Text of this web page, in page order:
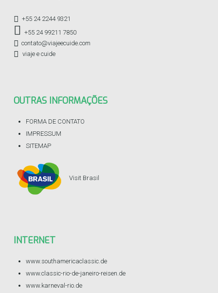
+55 24 2244 9321
+55 24 99211 7850
contato@viajeecuide.com
viaje e cuide
OUTRAS INFORMAÇÕES
FORMA DE CONTATO
IMPRESSUM
SITEMAP
Visit Brasil
INTERNET
www.southamericaclassic.de
www.classic-rio-de-janeiro-reisen.de
www.karneval-rio.de